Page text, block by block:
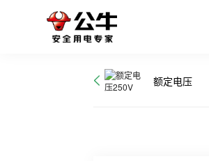
额定电压